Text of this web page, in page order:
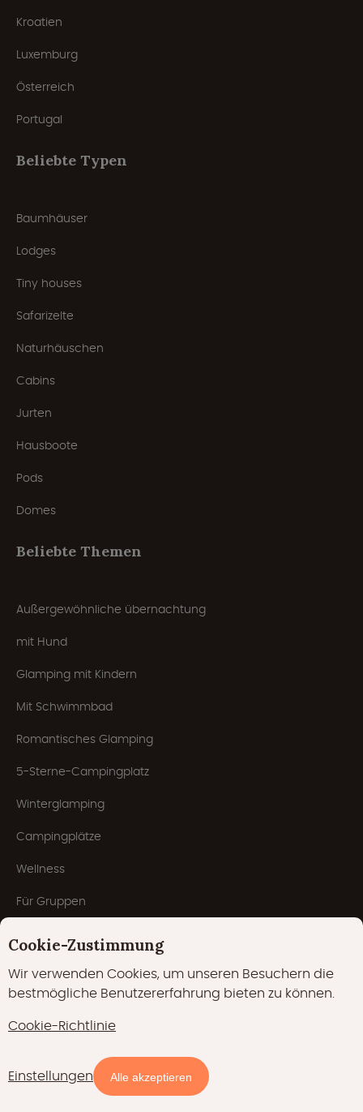
Verfügbarkeit und Preise
Kroatien
Luxemburg
Österreich
Portugal
Beliebte Typen
Baumhäuser
Lodges
Tiny houses
Safarizelte
Naturhäuschen
Cabins
Jurten
Hausboote
Pods
Domes
Beliebte Themen
Außergewöhnliche übernachtung
mit Hund
Glamping mit Kindern
Mit Schwimmbad
Romantisches Glamping
5-Sterne-Campingplatz
Winterglamping
Campingplätze
Wellness
Für Gruppen
Glampings.com
Über uns
Allgemeine Geschäftsbedingungen
Partner werden
Häufig gestellte Fragen
Cookie-Zustimmung
Wir verwenden Cookies, um unseren Besuchern die
bestmögliche Benutzererfahrung bieten zu können.
Cookie-Richtlinie
Einstellungen Alle akzeptieren